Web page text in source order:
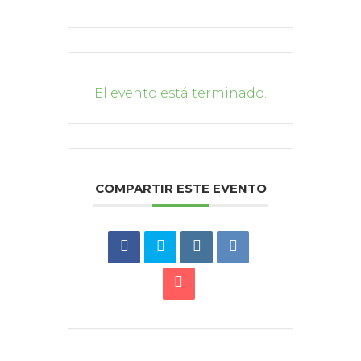
El evento está terminado.
COMPARTIR ESTE EVENTO